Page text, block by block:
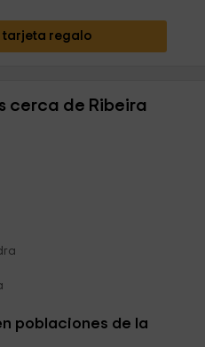
tarjeta regalo
cerca de Ribeira
poblaciones de la